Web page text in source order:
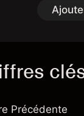
Précédente